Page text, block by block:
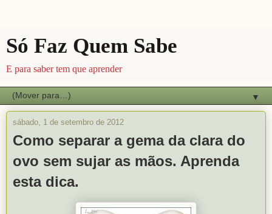
Só Faz Quem Sabe
E para saber tem que aprender
▼
sábado, 1 de setembro de 2012
Como separar a gema da clara do
ovo sem sujar as mãos. Aprenda
esta dica.